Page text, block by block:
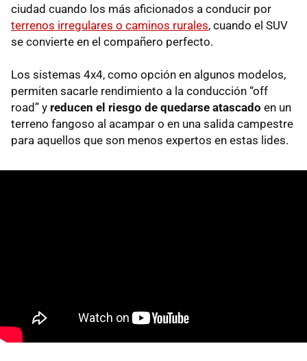
ciudad cuando los más aficionados a conducir por
terrenos irregulares o caminos rurales, cuando el SUV
se convierte en el compañero perfecto.
Los sistemas 4x4, como opción en algunos modelos,
permiten sacarle rendimiento a la conducción “off
road” y reducen el riesgo de quedarse atascado en un
terreno fangoso al acampar o en una salida campestre
para aquellos que son menos expertos en estas lides.